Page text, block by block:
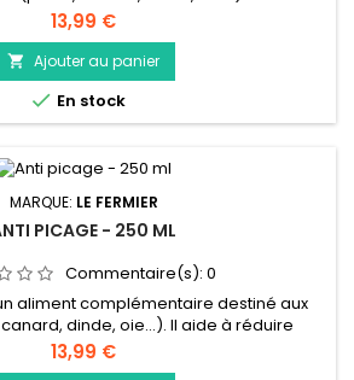
L’association de ces 2 éléments
la trame osseuse et ainsi d’améliorer la
Ce complément alimentaire n’altère
et l’odeur des œufs et de la chair qui
peuvent...
Prix
13,99 €
 Ajouter au panier
 En stock
MARQUE: LE FERMIER
PICAGE - 250 ML
Commentaire(s): 0
aliment complémentaire destiné aux
dinde, oie…). Il aide à réduire
à prévenir le picage des poules.
Prix
13,99 €